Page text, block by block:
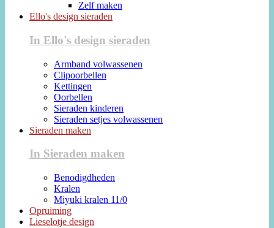
Zelf maken
Ello's design sieraden
In Ello's design sieraden
Armband volwassenen
Clipoorbellen
Kettingen
Oorbellen
Sieraden kinderen
Sieraden setjes volwassenen
Sieraden maken
In Sieraden maken
Benodigdheden
Kralen
Miyuki kralen 11/0
Opruiming
Lieselotje design